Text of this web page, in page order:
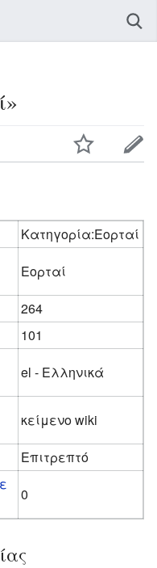
Κατηγορία:Εορταί
Εορταί
264
101
el - Ελληνικά
κείμενο wiki
Επιτρεπτό
0